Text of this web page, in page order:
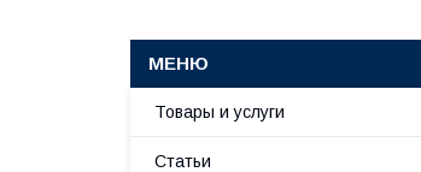
Товары и услуги
Статьи